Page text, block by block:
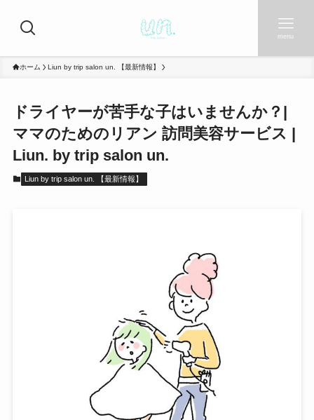
menu
ホーム Liun by trip salon un. 【最新情報】
ドライヤーが苦手な子はいませんか？|
ママのためのリアン 訪問美容サービス |
Liun. by trip salon un.
Liun by trip salon un. 【最新情報】